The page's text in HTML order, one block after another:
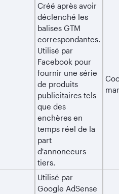
Créé après avoir
déclenché les
balises GTM
correspondantes.
Utilisé par
Facebook pour
fournir une série
de produits
publicitaires tels
que des
enchères en
temps réel de la
part
d'annonceurs
tiers.
Utilisé par
Google AdSense